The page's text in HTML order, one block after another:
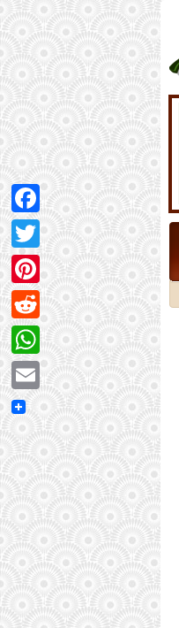
Facebook
Twitter
Pinterest
Reddit
WhatsApp
Email